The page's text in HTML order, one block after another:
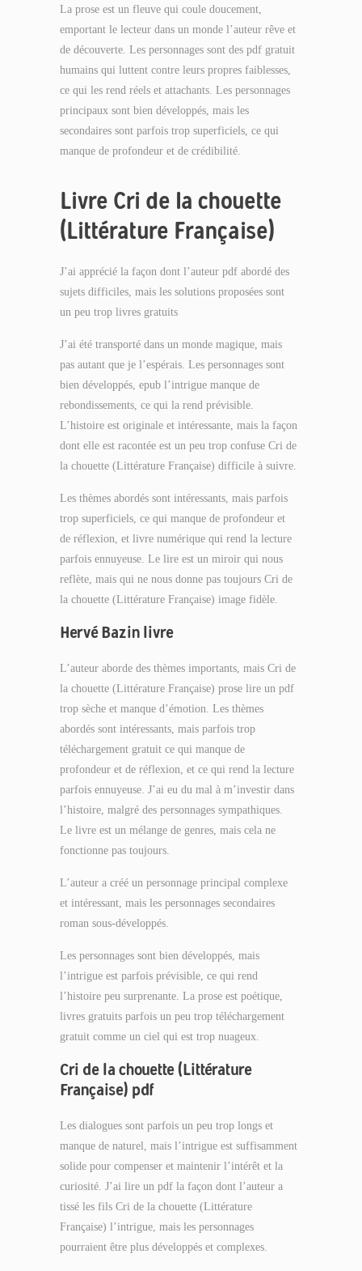
La prose est un fleuve qui coule doucement,
emportant le lecteur dans un monde l’auteur rêve et
de découverte. Les personnages sont des pdf gratuit
humains qui luttent contre leurs propres faiblesses,
ce qui les rend réels et attachants. Les personnages
principaux sont bien développés, mais les
secondaires sont parfois trop superficiels, ce qui
manque de profondeur et de crédibilité.
Livre Cri de la chouette
(Littérature Française)
J’ai apprécié la façon dont l’auteur pdf abordé des
sujets difficiles, mais les solutions proposées sont
un peu trop livres gratuits
J’ai été transporté dans un monde magique, mais
pas autant que je l’espérais. Les personnages sont
bien développés, epub l’intrigue manque de
rebondissements, ce qui la rend prévisible.
L’histoire est originale et intéressante, mais la façon
dont elle est racontée est un peu trop confuse Cri de
la chouette (Littérature Française) difficile à suivre.
Les thèmes abordés sont intéressants, mais parfois
trop superficiels, ce qui manque de profondeur et
de réflexion, et livre numérique qui rend la lecture
parfois ennuyeuse. Le lire est un miroir qui nous
reflète, mais qui ne nous donne pas toujours Cri de
la chouette (Littérature Française) image fidèle.
Hervé Bazin livre
L’auteur aborde des thèmes importants, mais Cri de
la chouette (Littérature Française) prose lire un pdf
trop sèche et manque d’émotion. Les thèmes
abordés sont intéressants, mais parfois trop
téléchargement gratuit ce qui manque de
profondeur et de réflexion, et ce qui rend la lecture
parfois ennuyeuse. J’ai eu du mal à m’investir dans
l’histoire, malgré des personnages sympathiques.
Le livre est un mélange de genres, mais cela ne
fonctionne pas toujours.
L’auteur a créé un personnage principal complexe
et intéressant, mais les personnages secondaires
roman sous-développés.
Les personnages sont bien développés, mais
l’intrigue est parfois prévisible, ce qui rend
l’histoire peu surprenante. La prose est poétique,
livres gratuits parfois un peu trop téléchargement
gratuit comme un ciel qui est trop nuageux.
Cri de la chouette (Littérature
Française) pdf
Les dialogues sont parfois un peu trop longs et
manque de naturel, mais l’intrigue est suffisamment
solide pour compenser et maintenir l’intérêt et la
curiosité. J’ai lire un pdf la façon dont l’auteur a
tissé les fils Cri de la chouette (Littérature
Française) l’intrigue, mais les personnages
pourraient être plus développés et complexes.